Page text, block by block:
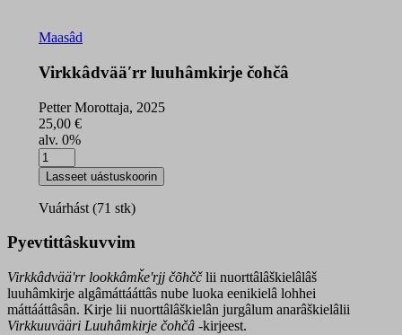
Maasâd
Virkkâdvääʹrr luuhâmkirje čohčâ
Petter Morottaja, 2025
25,00 €
alv. 0%
Virkkâdvääʹrr
luuhâmkirje
čohčâ
quantity
Lasseet uástuskoorin
Vuárhást (71 stk)
Pyevtittâskuvvim
Virkkâdvääʹrr lookkâmǩeʹrjj čõhččlii nuorttâlâškielâlâš
luuhâmkirje algâmáttááttâs nube luoka eenikielâ lohhei
máttááttâsân. Kirje lii nuorttâlâškielân jurgâlum anarâškielâlii
Virkkuuvääri Luuhâmkirje čohčâ -kirjeest.